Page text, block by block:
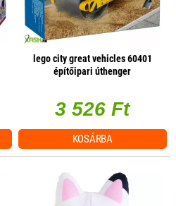
lego city great vehicles 60401
építőipari úthenger
3 526 Ft
KOSÁRBA